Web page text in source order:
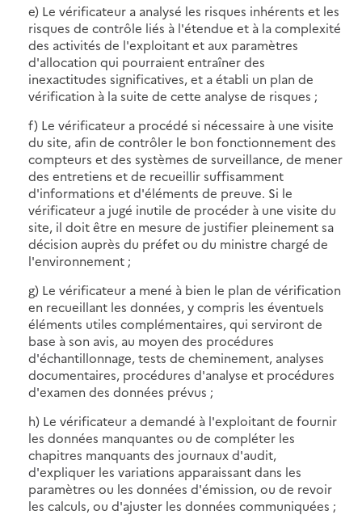
e) Le vérificateur a analysé les risques inhérents et les
risques de contrôle liés à l'étendue et à la complexité
des activités de l'exploitant et aux paramètres
d'allocation qui pourraient entraîner des
inexactitudes significatives, et a établi un plan de
vérification à la suite de cette analyse de risques ;
f) Le vérificateur a procédé si nécessaire à une visite
du site, afin de contrôler le bon fonctionnement des
compteurs et des systèmes de surveillance, de mener
des entretiens et de recueillir suffisamment
d'informations et d'éléments de preuve. Si le
vérificateur a jugé inutile de procéder à une visite du
site, il doit être en mesure de justifier pleinement sa
décision auprès du préfet ou du ministre chargé de
l'environnement ;
g) Le vérificateur a mené à bien le plan de vérification
en recueillant les données, y compris les éventuels
éléments utiles complémentaires, qui serviront de
base à son avis, au moyen des procédures
d'échantillonnage, tests de cheminement, analyses
documentaires, procédures d'analyse et procédures
d'examen des données prévus ;
h) Le vérificateur a demandé à l'exploitant de fournir
les données manquantes ou de compléter les
chapitres manquants des journaux d'audit,
d'expliquer les variations apparaissant dans les
paramètres ou les données d'émission, ou de revoir
les calculs, ou d'ajuster les données communiquées ;